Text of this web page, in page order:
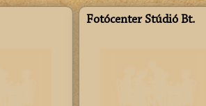
Fotócenter Stúdió Bt.